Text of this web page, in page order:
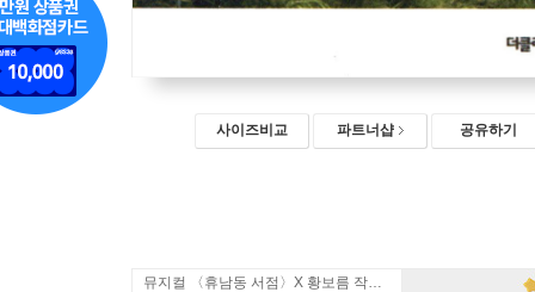
사이즈비교 파트너샵 공유하기
뮤지컬 〈휴남동 서점〉X 황보름 작가 북토크